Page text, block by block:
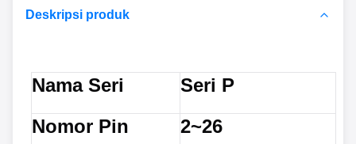
Deskripsi produk
Nama Seri
Seri P
Nomor Pin
2~26